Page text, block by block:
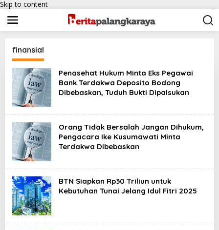
Skip to content
finansial
Penasehat Hukum Minta Eks Pegawai
Bank Terdakwa Deposito Bodong
Dibebaskan, Tuduh Bukti Dipalsukan
Orang Tidak Bersalah Jangan Dihukum,
Pengacara Ike Kusumawati Minta
Terdakwa Dibebaskan
BTN Siapkan Rp30 Triliun untuk
Kebutuhan Tunai Jelang Idul Fitri 2025